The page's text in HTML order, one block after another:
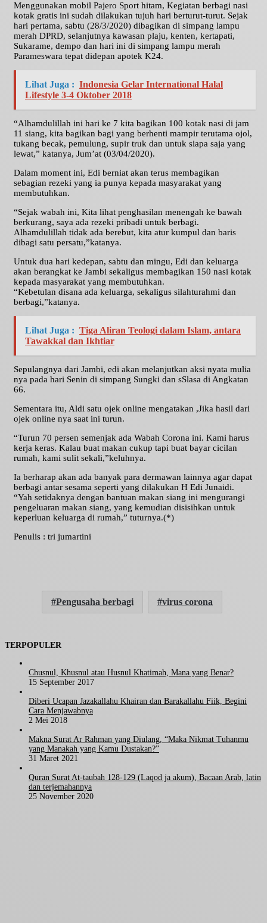
Menggunakan mobil Pajero Sport hitam, Kegiatan berbagi nasi
kotak gratis ini sudah dilakukan tujuh hari berturut-turut. Sejak
hari pertama, sabtu (28/3/2020) dibagikan di simpang lampu
merah DPRD, selanjutnya kawasan plaju, kenten, kertapati,
Sukarame, dempo dan hari ini di simpang lampu merah
Parameswara tepat didepan apotek K24.
Lihat Juga : Indonesia Gelar International Halal
Lifestyle 3-4 Oktober 2018
“Alhamdulillah ini hari ke 7 kita bagikan 100 kotak nasi di jam
11 siang, kita bagikan bagi yang berhenti mampir terutama ojol,
tukang becak, pemulung, supir truk dan untuk siapa saja yang
lewat,” katanya, Jum’at (03/04/2020).
Dalam moment ini, Edi berniat akan terus membagikan
sebagian rezeki yang ia punya kepada masyarakat yang
membutuhkan.
“Sejak wabah ini, Kita lihat penghasilan menengah ke bawah
berkurang, saya ada rezeki pribadi untuk berbagi.
Alhamdulillah tidak ada berebut, kita atur kumpul dan baris
dibagi satu persatu,”katanya.
Untuk dua hari kedepan, sabtu dan mingu, Edi dan keluarga
akan berangkat ke Jambi sekaligus membagikan 150 nasi kotak
kepada masyarakat yang membutuhkan.
“Kebetulan disana ada keluarga, sekaligus silahturahmi dan
berbagi,”katanya.
Lihat Juga : Tiga Aliran Teologi dalam Islam, antara
Tawakkal dan Ikhtiar
Sepulangnya dari Jambi, edi akan melanjutkan aksi nyata mulia
nya pada hari Senin di simpang Sungki dan sSlasa di Angkatan
66.
Sementara itu, Aldi satu ojek online mengatakan ,Jika hasil dari
ojek online nya saat ini turun.
“Turun 70 persen semenjak ada Wabah Corona ini. Kami harus
kerja keras. Kalau buat makan cukup tapi buat bayar cicilan
rumah, kami sulit sekali,”keluhnya.
Ia berharap akan ada banyak para dermawan lainnya agar dapat
berbagi antar sesama seperti yang dilakukan H Edi Junaidi.
“Yah setidaknya dengan bantuan makan siang ini mengurangi
pengeluaran makan siang, yang kemudian disisihkan untuk
keperluan keluarga di rumah,” tuturnya.(*)
Penulis : tri jumartini
Pengusaha berbagi virus corona
TERPOPULER
Chusnul, Khusnul atau Husnul Khatimah, Mana yang Benar?
15 September 2017
Diberi Ucapan Jazakallahu Khairan dan Barakallahu Fiik, Begini
Cara Menjawabnya
2 Mei 2018
Makna Surat Ar Rahman yang Diulang, “Maka Nikmat Tuhanmu
yang Manakah yang Kamu Dustakan?”
31 Maret 2021
Quran Surat At-taubah 128-129 (Laqod ja akum), Bacaan Arab, latin
dan terjemahannya
25 November 2020